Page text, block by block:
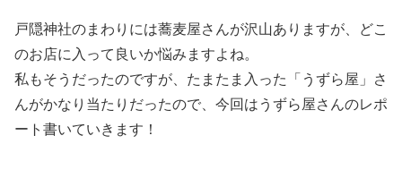
戸隠神社のまわりには蕎麦屋さんが沢山ありますが、どこ
のお店に入って良いか悩みますよね。
私もそうだったのですが、たまたま入った「うずら屋」さ
んがかなり当たりだったので、今回はうずら屋さんのレポ
ート書いていきます！